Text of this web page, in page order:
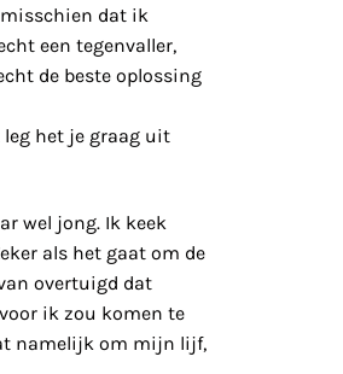
dat ik
een tegenvaller,
de beste oplossing
het je graag uit
wel jong. Ik keek
als het gaat om de
overtuigd dat
ik zou komen te
namelijk om mijn lijf,